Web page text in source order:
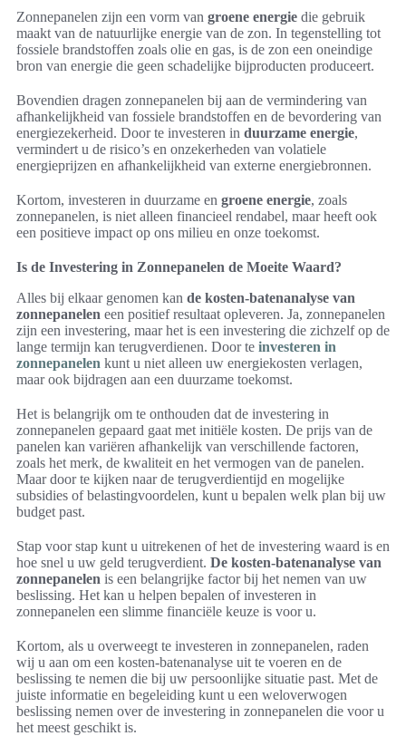
Zonnepanelen zijn een vorm van groene energie die gebruik
maakt van de natuurlijke energie van de zon. In tegenstelling tot
fossiele brandstoffen zoals olie en gas, is de zon een oneindige
bron van energie die geen schadelijke bijproducten produceert.
Bovendien dragen zonnepanelen bij aan de vermindering van
afhankelijkheid van fossiele brandstoffen en de bevordering van
energiezekerheid. Door te investeren in duurzame energie,
vermindert u de risico’s en onzekerheden van volatiele
energieprijzen en afhankelijkheid van externe energiebronnen.
Kortom, investeren in duurzame en groene energie, zoals
zonnepanelen, is niet alleen financieel rendabel, maar heeft ook
een positieve impact op ons milieu en onze toekomst.
Is de Investering in Zonnepanelen de Moeite Waard?
Alles bij elkaar genomen kan de kosten-batenanalyse van
zonnepanelen een positief resultaat opleveren. Ja, zonnepanelen
zijn een investering, maar het is een investering die zichzelf op de
lange termijn kan terugverdienen. Door te investeren in
zonnepanelen kunt u niet alleen uw energiekosten verlagen,
maar ook bijdragen aan een duurzame toekomst.
Het is belangrijk om te onthouden dat de investering in
zonnepanelen gepaard gaat met initiële kosten. De prijs van de
panelen kan variëren afhankelijk van verschillende factoren,
zoals het merk, de kwaliteit en het vermogen van de panelen.
Maar door te kijken naar de terugverdientijd en mogelijke
subsidies of belastingvoordelen, kunt u bepalen welk plan bij uw
budget past.
Stap voor stap kunt u uitrekenen of het de investering waard is en
hoe snel u uw geld terugverdient. De kosten-batenanalyse van
zonnepanelen is een belangrijke factor bij het nemen van uw
beslissing. Het kan u helpen bepalen of investeren in
zonnepanelen een slimme financiële keuze is voor u.
Kortom, als u overweegt te investeren in zonnepanelen, raden
wij u aan om een kosten-batenanalyse uit te voeren en de
beslissing te nemen die bij uw persoonlijke situatie past. Met de
juiste informatie en begeleiding kunt u een weloverwogen
beslissing nemen over de investering in zonnepanelen die voor u
het meest geschikt is.